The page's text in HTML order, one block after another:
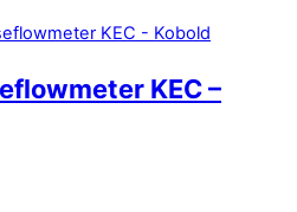
KEC –